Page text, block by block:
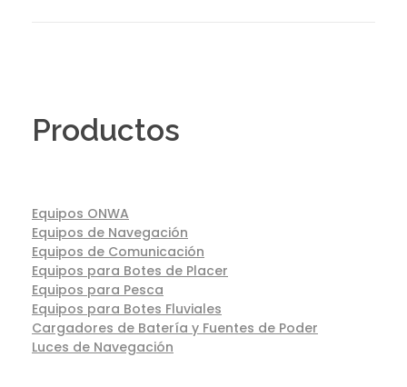
Productos
Equipos ONWA
Equipos de Navegación
Equipos de Comunicación
Equipos para Botes de Placer
Equipos para Pesca
Equipos para Botes Fluviales
Cargadores de Batería y Fuentes de Poder
Luces de Navegación